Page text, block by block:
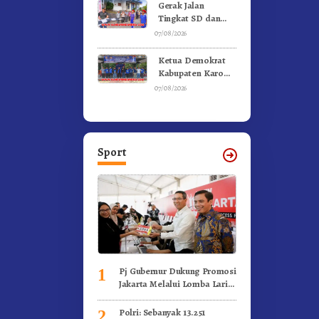
Gerak Jalan
Tingkat SD dan
SMP Untuk
Ke-81 Dibuka
Sekda Karo
07/08/2026
Ketua Demokrat
Kabupaten Karo
Pimpin Laskar Biru
07/08/2026
Sport
1
Pj Gubernur Dukung Promosi
Jakarta Melalui Lomba Lari
Polri: Sebanyak 13.251